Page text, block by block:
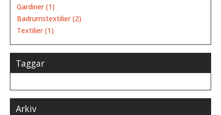
Gardiner (1)
Badrumstextilier (2)
Textilier (1)
Taggar
Arkiv